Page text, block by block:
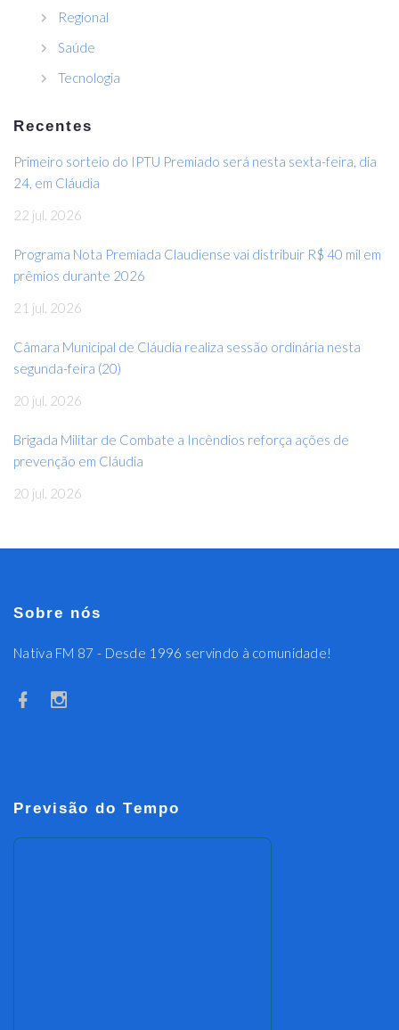
Regional
Saúde
Tecnologia
Recentes
Primeiro sorteio do IPTU Premiado será nesta sexta-feira, dia
24, em Cláudia
22 jul, 2026
Programa Nota Premiada Claudiense vai distribuir R$ 40 mil em
prêmios durante 2026
21 jul, 2026
Câmara Municipal de Cláudia realiza sessão ordinária nesta
segunda-feira (20)
20 jul, 2026
Brigada Militar de Combate a Incêndios reforça ações de
prevenção em Cláudia
20 jul, 2026
Sobre nós
Nativa FM 87 - Desde 1996 servindo à comunidade!
Previsão do Tempo